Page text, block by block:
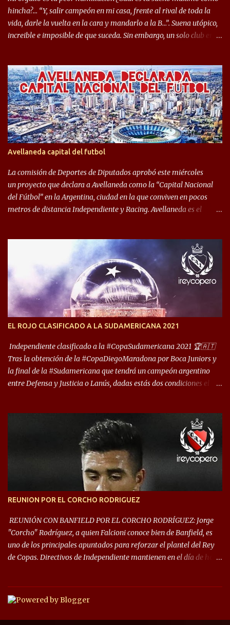
mostrar en Independiente. En e...
hincha?… “Y, salir campeón en mi casa, frente al rival de toda la
vida, darle la vuelta en la cara y mandarlo a la B…”. Suena utópico,
increible e imposible de que suceda. Sin embargo, un solo club en el
campeonato del '83 año consagratorio para el Rojo y, por el otro, el
haber mandado al descenso a su eterno rival. 22 de diciembre de
1983 es una fecha que pocos hinchas de Independiente pueden
dejar en el olvido. Es que ese día, el "Rojo" derrotó a Racing por 2 a
0, se consagró campeón y, además, mandó al descenso a su eterno
rival. El clásico de Avellaneda marcó el epílogo del campeonato,
algo totalmente inusual para estas épocas, donde la violencia no
permite encuentros de riesgo sobre el final de los torneos. En la
década del ochenta y con una democracia flo...
Avellaneda capital del futbol
La comisión de Deportes de Diputados aprobó este miércoles
un proyecto que declara a Avellaneda como la “Capital Nacional
del Fútbol” en la Argentina, ciudad en la que conviven en pocos
metros de distancia Independiente y Racing. Avellaneda es el
Libertadores de América) los distancian solo 150 metros. Por ello
son protagonistas de un clásico de los más picantes del fútbol
argentino. De ella también forma parte Arsenal, equipo que
transitó por la primera división del fútbol local durante muchos
años. Dock Sud es otro de los que comparten esas tierras, aunque el
foco de atención es la convivencia Independiente - Racing. “No
encuentro, más allá de Capital Federal, una ciudad que
deporte”, afirmó Facundo Moyano. “Creo que Avellaneda...
EL ROJO CLASIFICADO A LA SUDAMERICANA 2021
Independiente clasificado a la #CopaSudamericana 2021 🏆🇦🇹
Tras la obtención de la #CopaDiegoMaradona por Boca Juniors y
la final de la #Sudamericana que tendrá un campeón argentino
entre Defensa y Justicia o Lanús, dadas estás dos condiciones el
que iniciará en fase de grupos con 6 partidos, de los cuales sólo los
primeros de cada grupo jugarán los 8vos. con los 3ros. mejores de
las fases de grupos de la #CopaLibertadores 2021. ¡Este año hay
noche de Copas Rey! ⚽🇦🇹👑🏆.
REUNION POR EL CORCHO RODRIGUEZ
REUNIÓN CON BANFIELD POR EL CORCHO RODRÍGUEZ: Jorge
"Corcho" Rodríguez, a quien Falcioni conoce bien de Banfield, es
uno de los principales apuntados para reforzar el plantel del Rey
de Copas. Directivos de Independiente mantienen en el día de hoy
préstamo con opción de compra pero, por lo que se sabe, Banfield
busca vender al menos el 50% del pase por una cifra cercana a los
1,5 millones de dólares. El volante central titular del Banfield y